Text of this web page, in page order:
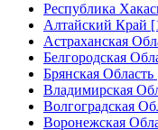
Республика
Алтайский Край
Астраханская
Белгородская
Брянская Область
Владимирская
Волгоградская
Воронежская